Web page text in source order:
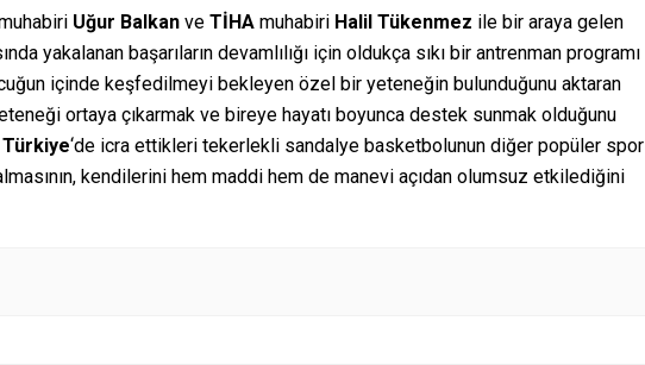
Uğur Balkan ve TİHA muhabiri Halil Tükenmez ile bir araya gelen
yakalanan başarıların devamlılığı için oldukça sıkı bir antrenman programı
içinde keşfedilmeyi bekleyen özel bir yeteneğin bulunduğunu aktaran
ortaya çıkarmak ve bireye hayatı boyunca destek sunmak olduğunu
Türkiye‘de icra ettikleri tekerlekli sandalye basketbolunun diğer popüler spor
kendilerini hem maddi hem de manevi açıdan olumsuz etkilediğini